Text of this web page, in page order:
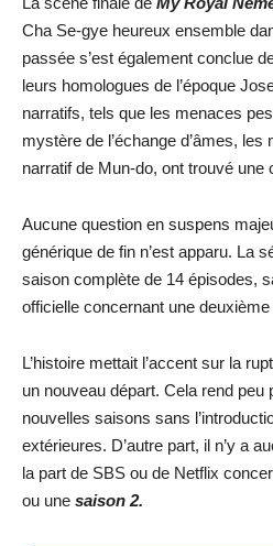
Cha Se-gye heureux ensemble
passée s’est également conclue
leurs homologues de l’époque
narratifs, tels que les menaces
mystère de l’échange d’âmes, les
narratif de Mun-do, ont trouvé une
Aucune question en suspens
générique de fin n’est apparu. La
saison complète de 14 épisodes,
officielle concernant une
L’histoire mettait l’accent sur la
un nouveau départ. Cela rend peu
nouvelles saisons sans
extérieures. D’autre part, il n’y a
la part de SBS ou de Netflix
ou une saison 2.